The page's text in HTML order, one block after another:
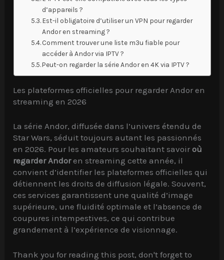
d’appareils ?
Est-il obligatoire d’utiliser un VPN pour regarder
Andor en streaming ?
Comment trouver une liste m3u fiable pour
accéder à Andor via IPTV ?
Peut-on regarder la série Andor en 4K via IPTV ?
Les plateformes officielles pour regarder Andor en
streaming en 2026
La série Andor, diffusée dans l’univers étendu de
Star Wars, séduit toujours autant les passionnés
en 2026. Pour les amateurs souhaitant savoiroù
regarder Andoren streaming cette année, il
convient d’identifier les plateformes officielles qui
détiennent les droits de diffusion légale. Souvent,
ces services garantissent une qualité d’image
supérieure, une fluidité optimale et l’absence de
coupures intempestives, ce qui contribue
grandement à l’expérience de visionnage.
Thank you for reading this post, don't forget to